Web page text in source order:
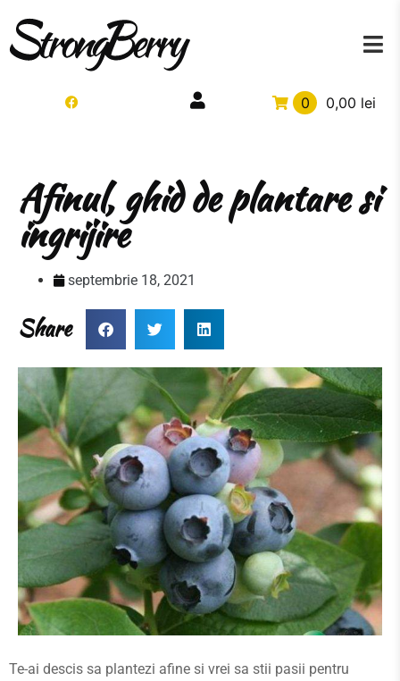
0 0,00 lei
Afinul, ghid de plantare si
ingrijire
septembrie 18, 2021
Share
Te-ai descis sa plantezi afine si vrei sa stii pasii pentru